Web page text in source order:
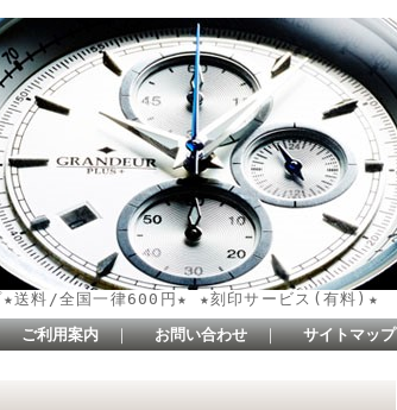
★送料/全国一律600円★ ★刻印サービス(有料)★
ご利用案内 ｜ お問い合わせ ｜ サイトマップ